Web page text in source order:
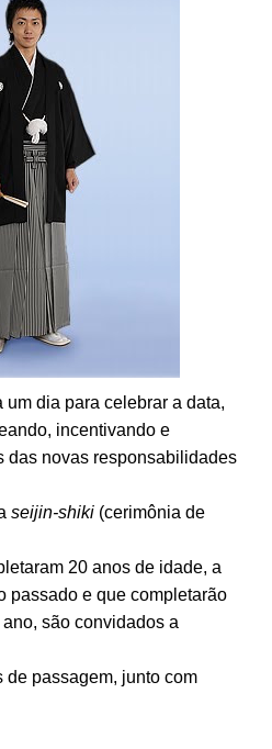
dia para celebrar a data,
incentivando e
das novas responsabilidades
seijin-shiki (cerimônia de
20 anos de idade, a
passado e que completarão
são convidados a
de passagem, junto com